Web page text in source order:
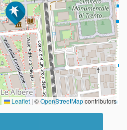
Leaflet | ©OpenStreetMapcontributors